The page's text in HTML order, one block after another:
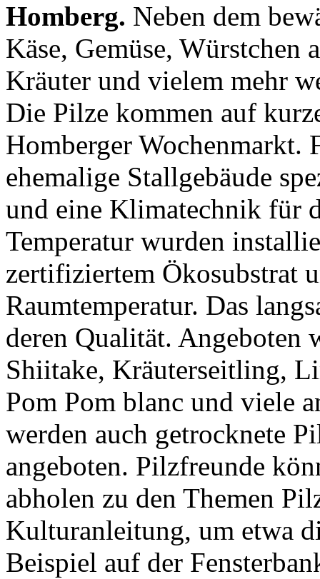
Homberg. Neben dem
Käse, Gemüse,
Kräuter und vielem mehr
Die Pilze kommen auf
Homberger Wochenmarkt.
ehemalige Stallgebäude
und eine Klimatechnik für
Temperatur wurden
zertifiziertem Ökosubstrat
Raumtemperatur. Das
deren Qualität. Angeboten
Shiitake, Kräuterseitling,
Pom Pom blanc und viele
werden auch getrocknete
angeboten. Pilzfreunde
abholen zu den Themen
Kulturanleitung, um etwa
Beispiel auf der